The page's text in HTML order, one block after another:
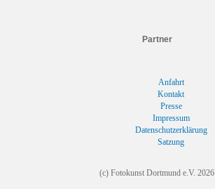
Partner
Anfahrt
Kontakt
Presse
Impressum
Datenschutzerklärung
Satzung
(c) Fotokunst Dortmund e.V. 2026